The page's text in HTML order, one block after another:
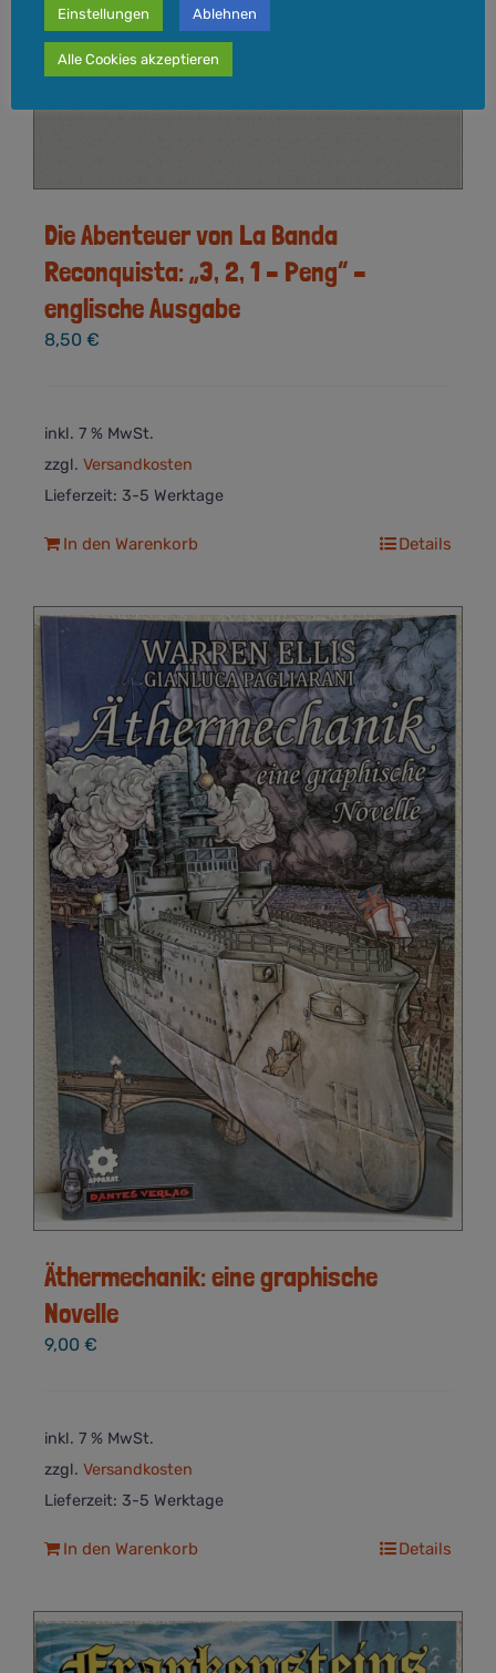
Die Abenteuer von La Banda
Reconquista: „3, 2, 1 – Peng“ –
englische Ausgabe
8,50 €
inkl. 7 % MwSt.
zzgl. Versandkosten
Lieferzeit: 3-5 Werktage
In den Warenkorb Details
Äthermechanik: eine graphische
Novelle
9,00 €
inkl. 7 % MwSt.
zzgl. Versandkosten
Lieferzeit: 3-5 Werktage
In den Warenkorb Details
Einstellungen Ablehnen
Alle Cookies akzeptieren